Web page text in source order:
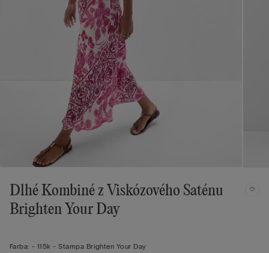
Dlhé Kombiné z Viskózového Saténu
Brighten Your Day
Farba: - 115k - Stampa Brighten Your Day